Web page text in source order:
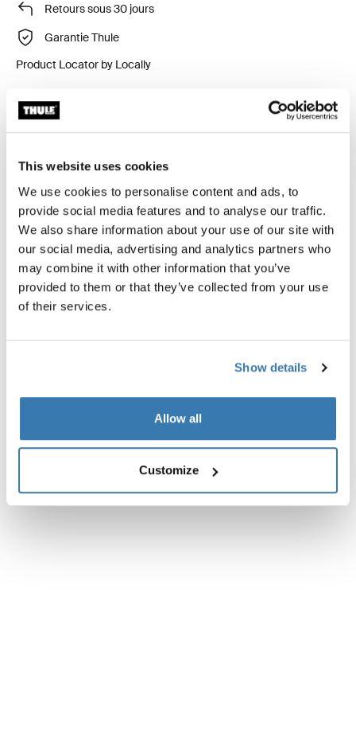
This website uses cookies
We use cookies to personalise content and ads, to
provide social media features and to analyse our traffic.
We also share information about your use of our site with
our social media, advertising and analytics partners who
may combine it with other information that you’ve
provided to them or that they’ve collected from your use
of their services.
Show details
Allow all
Customize
Retours sous 30 jours
Garantie Thule
Product Locator by Locally
facilement un siège auto pour bébé sur votre poussette
Thule Spring.
Toggle features
Toutes les caractéristiques